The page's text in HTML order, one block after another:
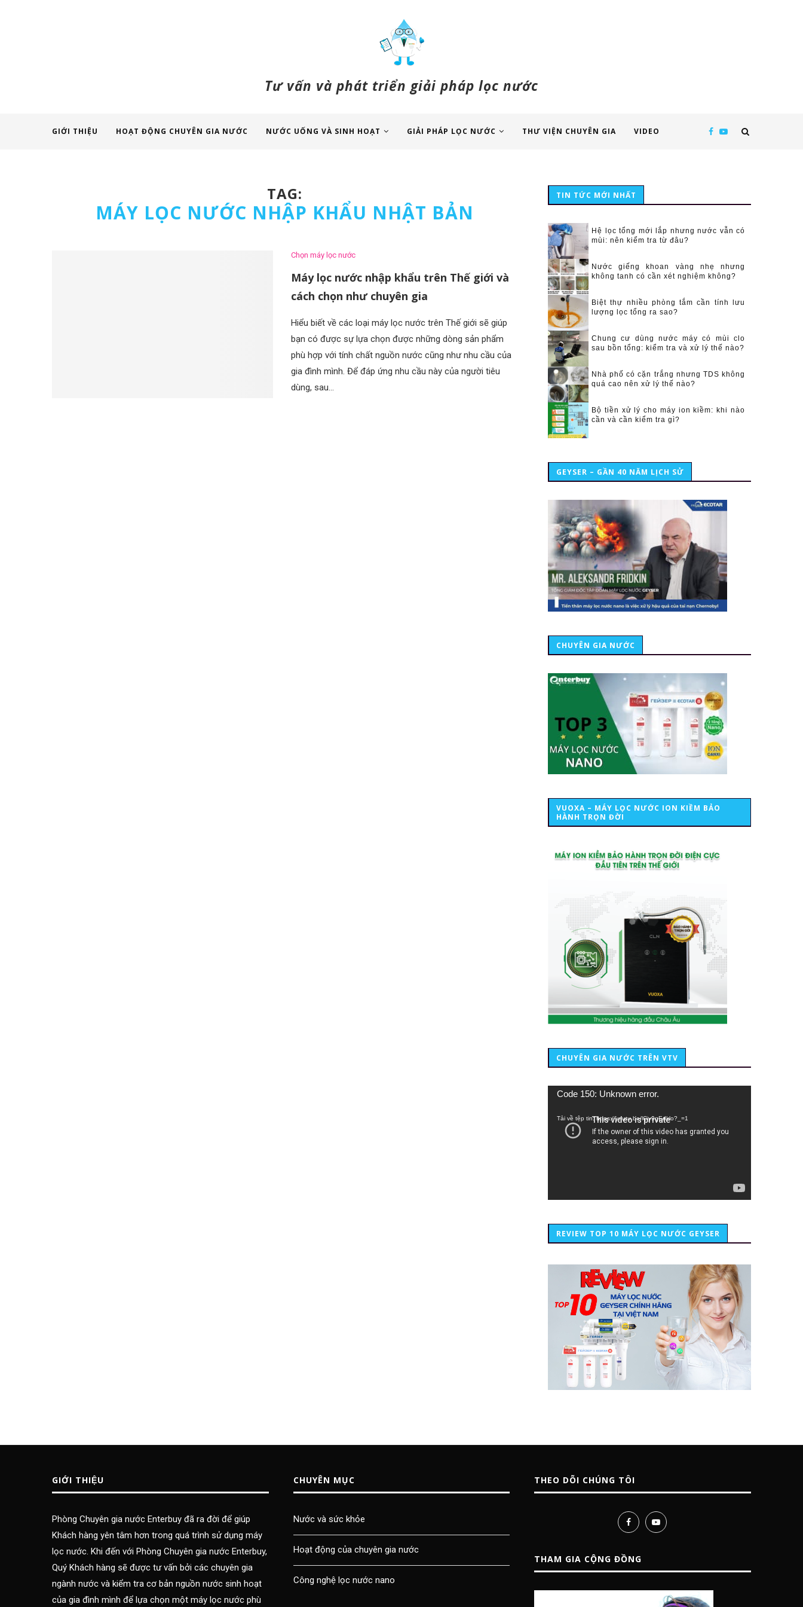
Tư vấn và phát triển giải pháp lọc nước
GIỚI THIỆU HOẠT ĐỘNG CHUYÊN GIA NƯỚC NƯỚC UỐNG VÀ SINH HOẠT GIẢI PHÁP LỌC NƯỚC THƯ VIỆN CHUYÊN GIA VIDEO
TAG:
MÁY LỌC NƯỚC NHẬP KHẨU NHẬT BẢN
Chọn máy lọc nước
Máy lọc nước nhập khẩu trên Thế giới và
cách chọn như chuyên gia
Hiểu biết về các loại máy lọc nước trên Thế giới sẽ giúp
bạn có được sự lựa chọn được những dòng sản phẩm
phù hợp với tính chất nguồn nước cũng như nhu cầu của
gia đình mình. Để đáp ứng nhu cầu này của người tiêu
dùng, sau…
TIN TỨC MỚI NHẤT
Hệ lọc tổng mới lắp nhưng nước vẫn có
mùi: nên kiểm tra từ đâu?
Nước giếng khoan vàng nhẹ nhưng
không tanh có cần xét nghiệm không?
Biệt thự nhiều phòng tắm cần tính lưu
lượng lọc tổng ra sao?
Chung cư dùng nước máy có mùi clo
sau bồn tổng: kiểm tra và xử lý thế nào?
Nhà phố có cặn trắng nhưng TDS không
quá cao nên xử lý thế nào?
Bộ tiền xử lý cho máy ion kiềm: khi nào
cần và cần kiểm tra gì?
GEYSER – GẦN 40 NĂM LỊCH SỬ
CHUYÊN GIA NƯỚC
VUOXA – MÁY LỌC NƯỚC ION KIỀM BẢO
HÀNH TRỌN ĐỜI
CHUYÊN GIA NƯỚC TRÊN VTV
Trình
Code 150: Unknown error.
Tải về tệp tin: https://youtu.be/lCiy9qEdklo?_=1
REVIEW TOP 10 MÁY LỌC NƯỚC GEYSER
GIỚI THIỆU
Phòng Chuyên gia nước Enterbuy đã ra đời để giúp
Khách hàng yên tâm hơn trong quá trình sử dụng máy
lọc nước. Khi đến với Phòng Chuyên gia nước Enterbuy,
Quý Khách hàng sẽ được tư vấn bởi các chuyên gia
ngành nước và kiểm tra cơ bản nguồn nước sinh hoạt
của gia đình mình để lựa chọn một máy lọc nước phù
CHUYÊN MỤC
Nước và sức khỏe
Hoạt động của chuyên gia nước
Công nghệ lọc nước nano
THEO DÕI CHÚNG TÔI
THAM GIA CỘNG ĐỒNG